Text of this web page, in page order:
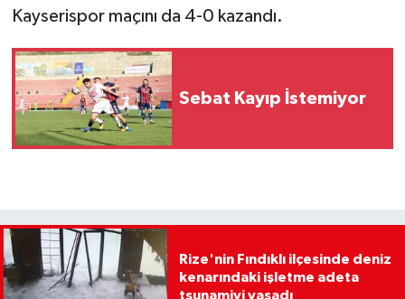
Kayserispor maçını da 4-0 kazandı.
Sebat Kayıp İstemiyor
Rize'nin Fındıklı ilçesinde deniz
kenarındaki işletme adeta
tsunamiyi yaşadı